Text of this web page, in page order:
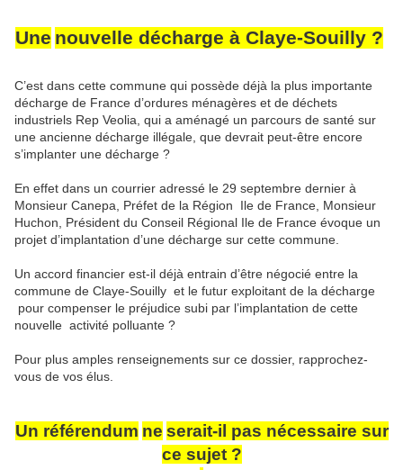
Une nouvelle décharge à Claye-Souilly ?
C’est dans cette commune qui possède déjà la plus importante
décharge de France d’ordures ménagères et de déchets
industriels Rep Veolia, qui a aménagé un parcours de santé sur
une ancienne décharge illégale, que devrait peut-être encore
s’implanter une décharge ?
En effet dans un courrier adressé le 29 septembre dernier à
Monsieur Canepa, Préfet de la Région
Ile de France, Monsieur
Huchon, Président du Conseil Régional Ile de France évoque un
projet d’implantation d’une décharge sur cette commune.
Un accord financier est-il déjà entrain d’être négocié entre la
commune de Claye-Souilly et le futur exploitant de la décharge
pour compenser le préjudice subi par l’implantation de cette
nouvelle activité polluante ?
Pour plus amples renseignements sur ce dossier, rapprochez-
vous de vos élus.
Un référendum ne serait-il pas nécessaire sur
ce sujet ?